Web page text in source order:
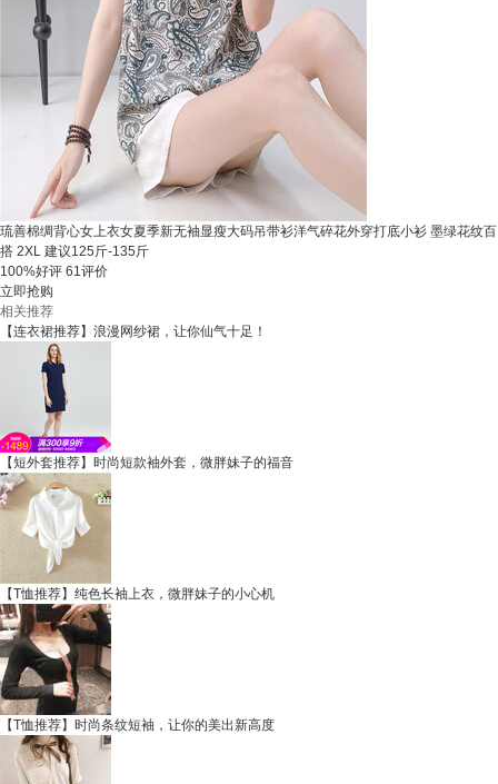
琉善棉绸背心女上衣女夏季新无袖显瘦大码吊带衫洋气碎花外穿打底小衫 墨绿花纹百
搭 2XL 建议125斤-135斤
100%好评 61评价
立即抢购
相关推荐
【连衣裙推荐】浪漫网纱裙，让你仙气十足！
【短外套推荐】时尚短款袖外套，微胖妹子的福音
【T恤推荐】纯色长袖上衣，微胖妹子的小心机
【T恤推荐】时尚条纹短袖，让你的美出新高度